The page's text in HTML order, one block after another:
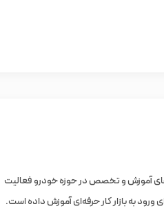
آموزش و تخصص در حوزه خودرو فعالیت
ورود به بازار کار حرفه‌ای آموزش داده است.